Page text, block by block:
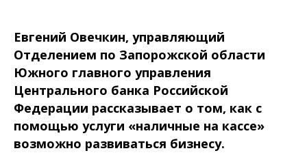
Евгений Овечкин, управляющий
Отделением по Запорожской области
Южного главного управления
Центрального банка Российской
Федерации рассказывает о том, как с
помощью услуги «наличные на кассе»
возможно развиваться бизнесу.